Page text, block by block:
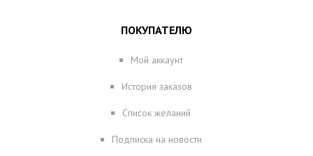
ПОКУПАТЕЛЮ
Мой аккаунт
История заказов
Список желаний
Подписка на новости